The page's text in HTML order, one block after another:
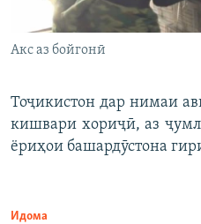
Акс аз бойгонӣ
Тоҷикистон дар нимаи
кишвари хориҷӣ, аз
ёриҳои башардӯстона
Идома